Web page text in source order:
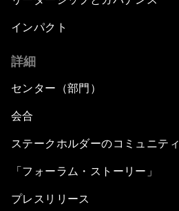
インパクト
詳細
センター（部門）
会合
ステークホルダーのコミュニティ
「フォーラム・ストーリー」
プレスリリース